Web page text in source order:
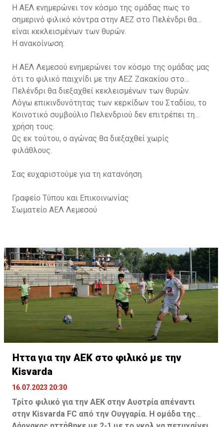
Η ΑΕΛ ενημερώνει τον κόσμο της ομάδας πως το
σημερινό φιλικό κόντρα στην ΑΕΖ στο Πελένδρι θα
είναι κεκλεισμένων των θυρών.
Η ανακοίνωση:
Η ΑΕΛ Λεμεσού ενημερώνει τον κόσμο της ομάδας μας
ότι το φιλικό παιχνίδι με την ΑΕΖ Ζακακίου στο
Πελένδρι θα διεξαχθεί κεκλεισμένων των θυρών.
Λόγω επικινδυνότητας των κερκίδων του Σταδίου, το
Κοινοτικό συμβούλιο Πελενδριού δεν επιτρέπει τη
χρήση τους.
Ως εκ τούτου, ο αγώνας θα διεξαχθεί χωρίς
φιλάθλους.
Σας ευχαριστούμε για τη κατανόηση.
Γραφείο Τύπου και Επικοινωνίας
Σωματείο ΑΕΛ Λεμεσού
Ήττα για την ΑΕΚ στο φιλικό με την
Kisvarda
16.07.2023 20:30
Τρίτο φιλικό για την ΑΕΚ στην Αυστρία απέναντι
στην Kisvarda FC από την Ουγγαρία. Η ομάδα της